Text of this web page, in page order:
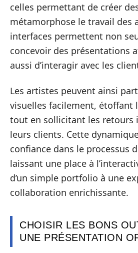
celles permettant de créer
métamorphose le travail des
interfaces permettent non
concevoir des présentations
aussi d’interagir avec les
Les artistes peuvent ainsi
visuelles facilement, étoffant
tout en sollicitant les retours
leurs clients. Cette
confiance dans le processus
laissant une place à
d’un simple portfolio à une
collaboration enrichissante.
CHOISIR LES BONS
UNE PRÉSENTATION